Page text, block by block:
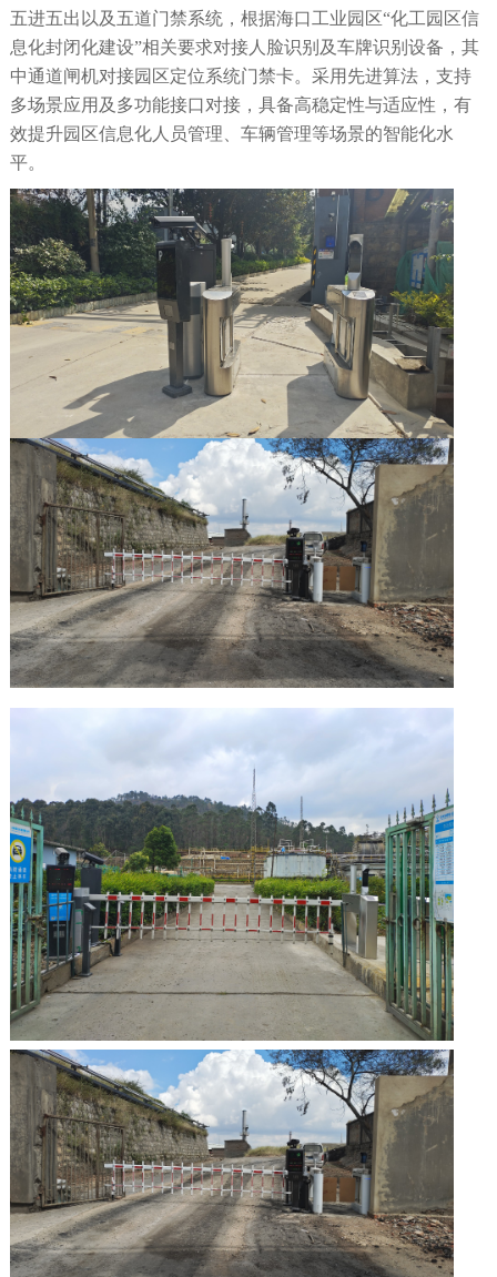
五进五出以及五道门禁系统，根据海口工业园区“化工园区信
息化封闭化建设”相关要求对接人脸识别及车牌识别设备，其
中通道闸机对接园区定位系统门禁卡。采用先进算法，支持
多场景应用及多功能接口对接，具备高稳定性与适应性，有
效提升园区信息化人员管理、车辆管理等场景的智能化水
平。